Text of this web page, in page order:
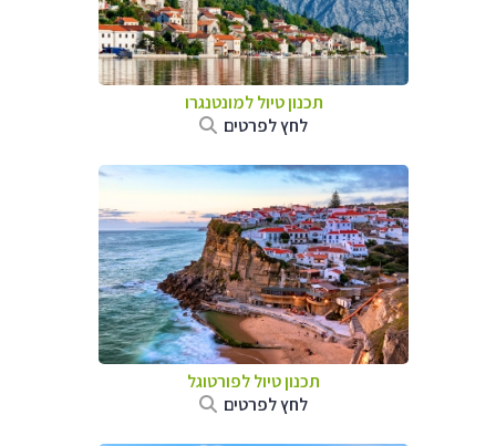
תכנון טיול למונטנגרו
לחץ לפרטים
תכנון טיול לפורטוגל
לחץ לפרטים